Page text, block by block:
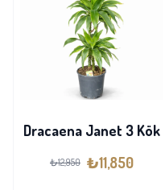
Dracaena Janet 3 Kök
₺12,950 ₺11,850